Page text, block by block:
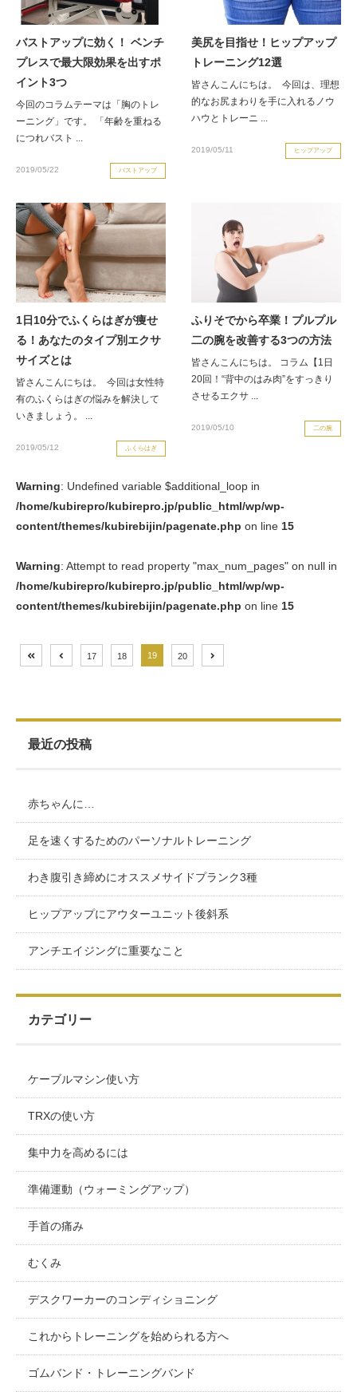
バストアップに効く！ ベンチ
プレスで最大限効果を出すポ
イント3つ
今回のコラムテーマは「胸のトレ
ーニング」です。 「年齢を重ねる
につれバスト ...
2019/05/22 バストアップ
美尻を目指せ！ヒップアップ
トレーニング12選
皆さんこんにちは。 今回は、理想
的なお尻まわりを手に入れるノウ
ハウとトレーニ ...
2019/05/11 ヒップアップ
1日10分でふくらはぎが痩せ
る！あなたのタイプ別エクサ
サイズとは
皆さんこんにちは。 今回は女性特
有のふくらはぎの悩みを解決して
いきましょう。 ...
2019/05/12 ふくらはぎ
ふりそでから卒業！プルプル
二の腕を改善する3つの方法
皆さんこんにちは。 コラム【1日
20回！“背中のはみ肉”をすっきり
させるエクサ ...
2019/05/10 二の腕
Warning: Undefined variable $additional_loop in
/home/kubirepro/kubirepro.jp/public_html/wp/wp-
content/themes/kubirebijin/pagenate.php on line 15
Warning: Attempt to read property "max_num_pages" on null in
/home/kubirepro/kubirepro.jp/public_html/wp/wp-
content/themes/kubirebijin/pagenate.php on line 15
17 18 19 20
最近の投稿
赤ちゃんに…
足を速くするためのパーソナルトレーニング
わき腹引き締めにオススメサイドプランク3種
ヒップアップにアウターユニット後斜系
アンチエイジングに重要なこと
カテゴリー
ケーブルマシン使い方
TRXの使い方
集中力を高めるには
準備運動（ウォーミングアップ）
手首の痛み
むくみ
デスクワーカーのコンディショニング
これからトレーニングを始められる方へ
ゴムバンド・トレーニングバンド